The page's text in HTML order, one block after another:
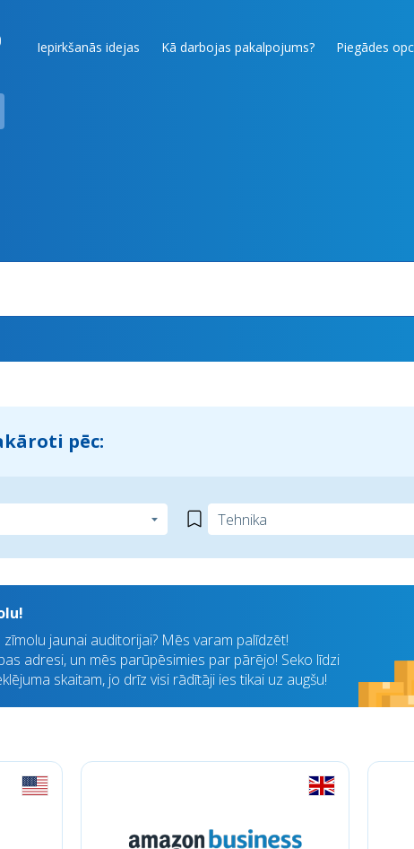
Iepirkšanās idejas Kā darbojas pakalpojums? Piegādes
pēc:
jaunai auditorijai? Mēs varam palīdzēt!
adresi, un mēs parūpēsimies par pārējo! Seko līdzi
skaitam, jo drīz visi rādītāji ies tikai uz augšu!